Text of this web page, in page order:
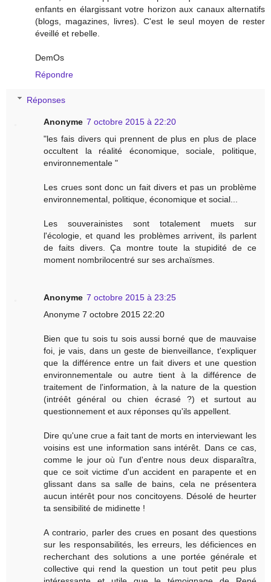
enfants en élargissant votre horizon aux canaux alternatifs
(blogs, magazines, livres). C'est le seul moyen de rester
éveillé et rebelle.
DemOs
Répondre
Réponses
Anonyme 7 octobre 2015 à 22:20
"les fais divers qui prennent de plus en plus de place
occultent la réalité économique, sociale, politique,
environnementale "
Les crues sont donc un fait divers et pas un problème
environnemental, politique, économique et social...
Les souverainistes sont totalement muets sur
l'écologie, et quand les problèmes arrivent, ils parlent
de faits divers. Ça montre toute la stupidité de ce
moment nombrilocentré sur ses archaïsmes.
Anonyme 7 octobre 2015 à 23:25
Anonyme 7 octobre 2015 22:20
Bien que tu sois tu sois aussi borné que de mauvaise
foi, je vais, dans un geste de bienveillance, t'expliquer
que la différence entre un fait divers et une question
environnementale ou autre tient à la différence de
traitement de l'information, à la nature de la question
(intréêt général ou chien écrasé ?) et surtout au
questionnement et aux réponses qu'ils appellent.
Dire qu'une crue a fait tant de morts en interviewant les
voisins est une information sans intérêt. Dans ce cas,
comme le jour où l'un d'entre nous deux disparaîtra,
que ce soit victime d'un accident en parapente et en
glissant dans sa salle de bains, cela ne présentera
aucun intérêt pour nos concitoyens. Désolé de heurter
ta sensibilité de midinette !
A contrario, parler des crues en posant des questions
sur les responsabilités, les erreurs, les déficiences en
recherchant des solutions a une portée générale et
collective qui rend la question un tout petit peu plus